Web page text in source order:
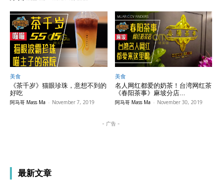
美食
《茶千岁》猫眼珍珠，意想不到的
好吃
阿马哥 Mass Ma - November 7, 2019
美食
名人网红都爱的奶茶！台湾网红茶
《春阳茶事》麻坡分店...
阿马哥 Mass Ma - November 30, 2019
- 广告 -
最新文章